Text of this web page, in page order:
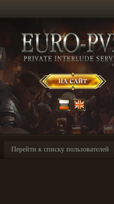
Перейти к списку пользователей